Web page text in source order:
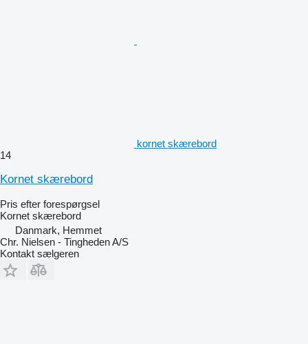
kornet skærebord
14
Kornet skærebord
Pris efter forespørgsel
Kornet skærebord
Danmark, Hemmet
Chr. Nielsen - Tingheden A/S
Kontakt sælgeren